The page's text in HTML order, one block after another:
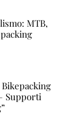
MTB,
Supporti